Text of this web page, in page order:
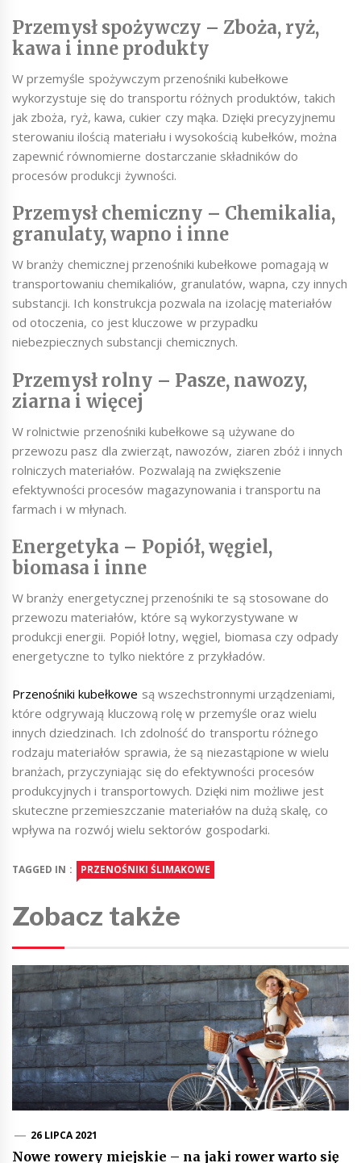
Przemysł spożywczy – Zboża, ryż,
kawa i inne produkty
W przemyśle spożywczym przenośniki kubełkowe
wykorzystuje się do transportu różnych produktów, takich
jak zboża, ryż, kawa, cukier czy mąka. Dzięki precyzyjnemu
sterowaniu ilością materiału i wysokością kubełków, można
zapewnić równomierne dostarczanie składników do
procesów produkcji żywności.
Przemysł chemiczny – Chemikalia,
granulaty, wapno i inne
W branży chemicznej przenośniki kubełkowe pomagają w
transportowaniu chemikaliów, granulatów, wapna, czy innych
substancji. Ich konstrukcja pozwala na izolację materiałów
od otoczenia, co jest kluczowe w przypadku
niebezpiecznych substancji chemicznych.
Przemysł rolny – Pasze, nawozy,
ziarna i więcej
W rolnictwie przenośniki kubełkowe są używane do
przewozu pasz dla zwierząt, nawozów, ziaren zbóż i innych
rolniczych materiałów. Pozwalają na zwiększenie
efektywności procesów magazynowania i transportu na
farmach i w młynach.
Energetyka – Popiół, węgiel,
biomasa i inne
W branży energetycznej przenośniki te są stosowane do
przewozu materiałów, które są wykorzystywane w
produkcji energii. Popiół lotny, węgiel, biomasa czy odpady
energetyczne to tylko niektóre z przykładów.
Przenośniki kubełkowe są wszechstronnymi urządzeniami,
które odgrywają kluczową rolę w przemyśle oraz wielu
innych dziedzinach. Ich zdolność do transportu różnego
rodzaju materiałów sprawia, że są niezastąpione w wielu
branżach, przyczyniając się do efektywności procesów
produkcyjnych i transportowych. Dzięki nim możliwe jest
skuteczne przemieszczanie materiałów na dużą skalę, co
wpływa na rozwój wielu sektorów gospodarki.
TAGGED IN : PRZENOŚNIKI ŚLIMAKOWE
Zobacz także
26 LIPCA 2021
Nowe rowery miejskie – na jaki rower warto się